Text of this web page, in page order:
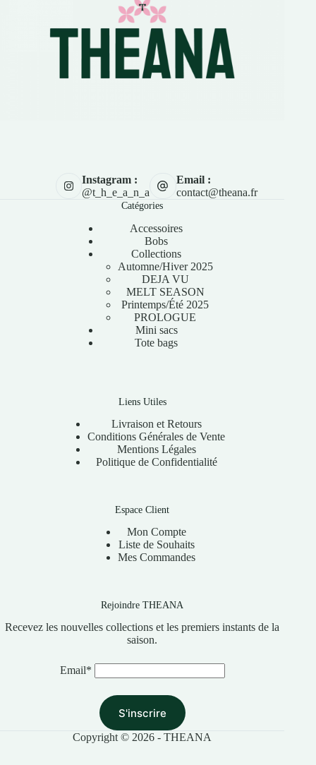
Instagram :
@t_h_e_a_n_a
Email :
contact@theana.fr
Catégories
Accessoires
Bobs
Collections
Automne/Hiver 2025
DEJA VU
MELT SEASON
Printemps/Été 2025
PROLOGUE
Mini sacs
Tote bags
Liens Utiles
Livraison et Retours
Conditions Générales de Vente
Mentions Légales
Politique de Confidentialité
Espace Client
Mon Compte
Liste de Souhaits
Mes Commandes
Rejoindre THEANA
Recevez les nouvelles collections et les premiers instants de la
saison.
Email*
Copyright © 2026 - THEANA